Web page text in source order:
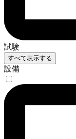
試験
すべて表示する
設備